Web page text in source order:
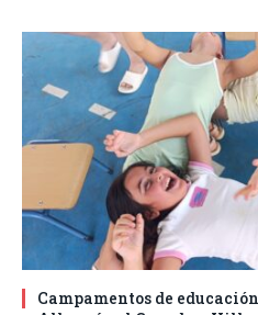
Campamentos de